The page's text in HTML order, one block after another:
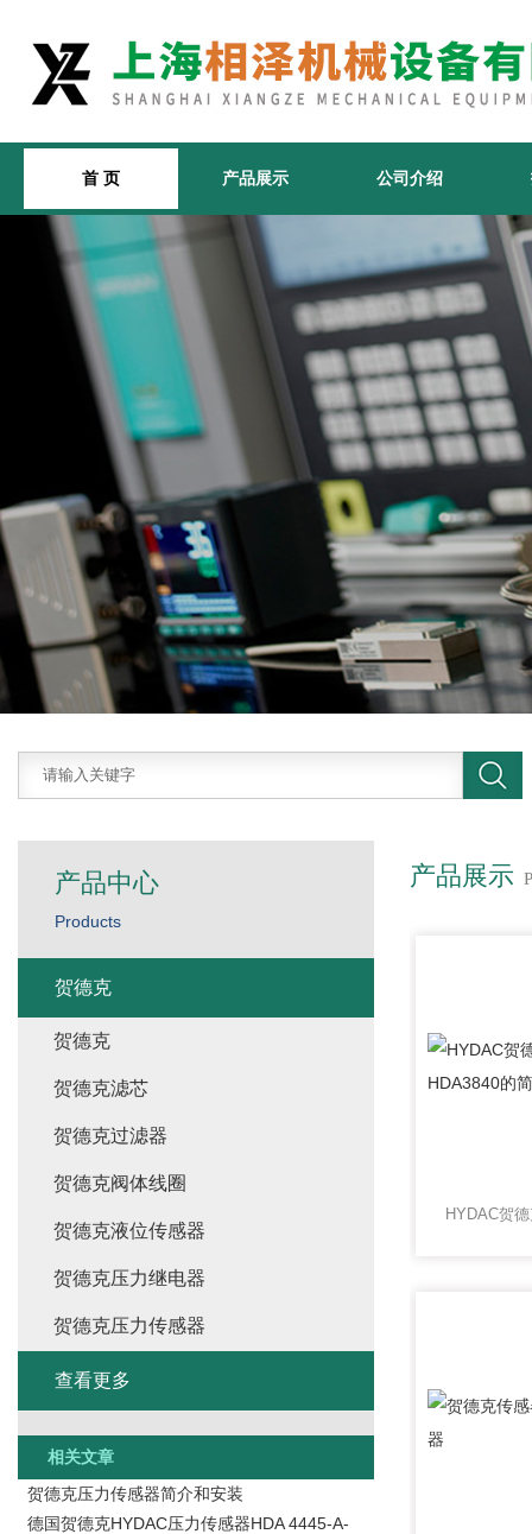
首 页 产品展示 公司介绍
产品展示
产品中心
Products
贺德克
贺德克
贺德克滤芯
贺德克过滤器
贺德克阀体线圈
贺德克液位传感器
贺德克压力继电器
贺德克压力传感器
查看更多
相关文章
贺德克压力传感器简介和安装
德国贺德克HYDAC压力传感器HDA 4445-A-